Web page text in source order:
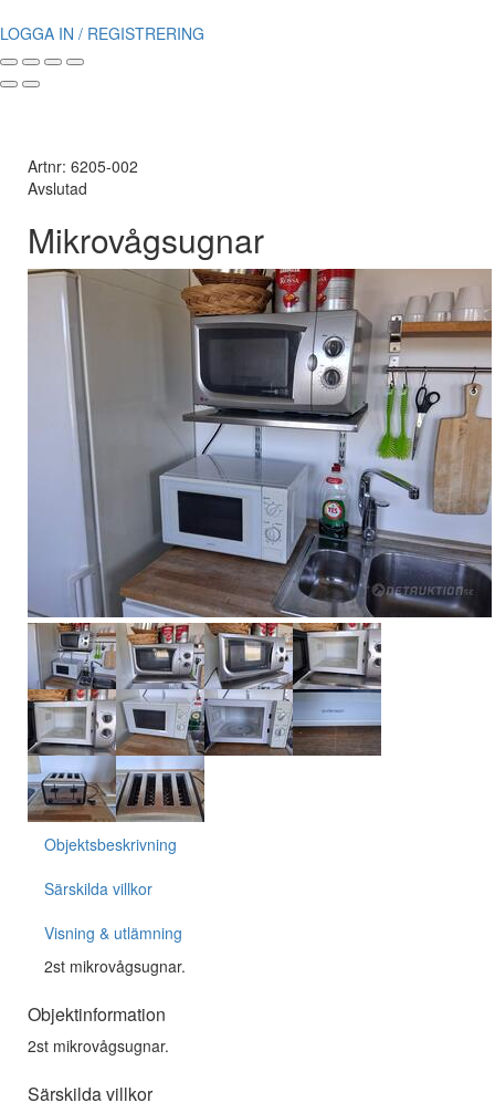
LOGGA IN / REGISTRERING
Artnr: 6205-002
Avslutad
Mikrovågsugnar
Objektsbeskrivning
Särskilda villkor
Visning & utlämning
2st mikrovågsugnar.
Objektinformation
2st mikrovågsugnar.
Särskilda villkor